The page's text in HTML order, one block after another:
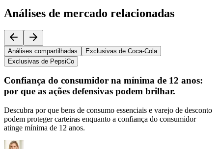
Análises de mercado relacionadas
Análises compartilhadas
Exclusivas de Coca-Cola
Exclusivas de PepsiCo
Confiança do consumidor na mínima de 12 anos:
por que as ações defensivas podem brilhar.
Descubra por que bens de consumo essenciais e varejo de desconto
podem proteger carteiras enquanto a confiança do consumidor
atinge mínima de 12 anos.